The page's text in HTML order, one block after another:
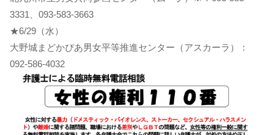
3331、093-583-3663
★6/29（水）
大野城まどかぴあ男女平等推進センター（アスカーラ）：
092-586-4032